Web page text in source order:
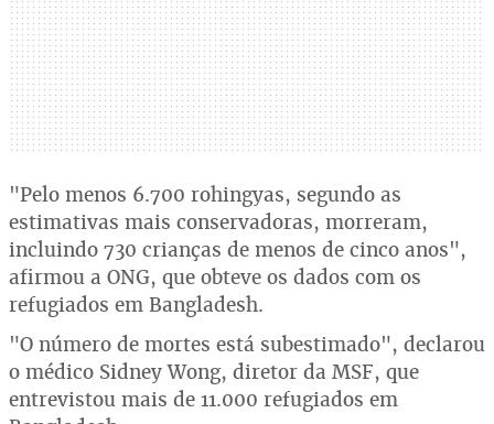
"Pelo menos 6.700 rohingyas, segundo as
estimativas mais conservadoras, morreram,
incluindo 730 crianças de menos de cinco anos",
afirmou a ONG, que obteve os dados com os
refugiados em Bangladesh.
"O número de mortes está subestimado", declarou
o médico Sidney Wong, diretor da MSF, que
entrevistou mais de 11.000 refugiados em